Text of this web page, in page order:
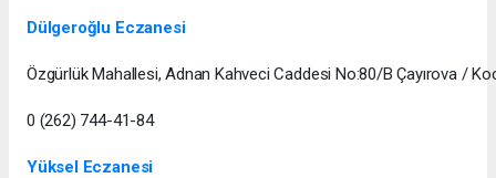
Dülgeroğlu Eczanesi
Özgürlük Mahallesi, Adnan Kahveci Caddesi No:80/B Çayırova /
0 (262) 744-41-84
Yüksel Eczanesi